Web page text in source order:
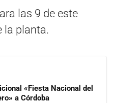
las 9 de este
la planta.
«Fiesta Nacional del
a Córdoba